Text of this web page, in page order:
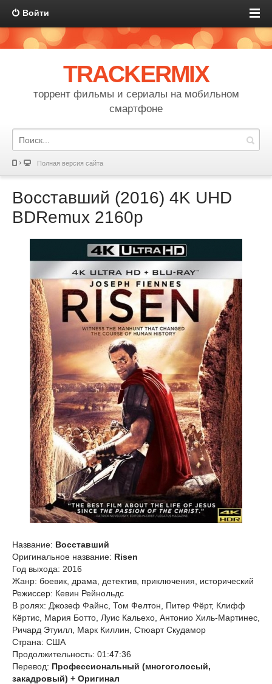
Войти
TRACKERMIX
торрент фильмы и сериалы на мобильном
смартфоне
Полная версия сайта
Восставший (2016) 4K UHD
BDRemux 2160p
Название: Восставший
Оригинальное название: Risen
Год выхода: 2016
Жанр: боевик, драма, детектив, приключения, исторический
Режиссер: Кевин Рейнольдс
В ролях: Джозеф Файнс, Том Фелтон, Питер Фёрт, Клифф
Кёртис, Мария Ботто, Луис Кальехо, Антонио Хиль-Мартинес,
Ричард Этуилл, Марк Киллин, Стюарт Скудамор
Страна: США
Продолжительность: 01:47:36
Перевод: Профессиональный (многоголосый,
закадровый) + Оригинал